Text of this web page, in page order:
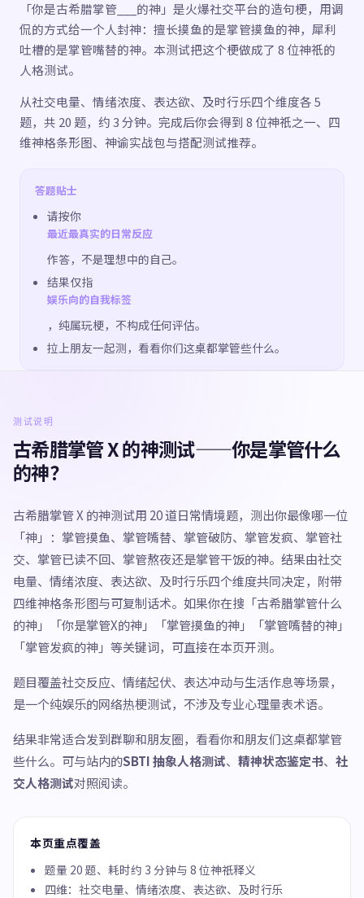
「你是古希腊掌管___的神」是火爆社交平台的造句梗，用调
侃的方式给一个人封神：擅长摸鱼的是掌管摸鱼的神，犀利
吐槽的是掌管嘴替的神。本测试把这个梗做成了 8 位神祇的
人格测试。
从社交电量、情绪浓度、表达欲、及时行乐四个维度各 5
题，共 20 题，约 3 分钟。完成后你会得到 8 位神祇之一、四
维神格条形图、神谕实战包与搭配测试推荐。
答题贴士
请按你
最近最真实的日常反应
作答，不是理想中的自己。
结果仅指
娱乐向的自我标签
，纯属玩梗，不构成任何评估。
拉上朋友一起测，看看你们这桌都掌管些什么。
测试说明
古希腊掌管 X 的神测试——你是掌管什么
的神？
古希腊掌管 X 的神测试用 20 道日常情境题，测出你最像哪一位
「神」：掌管摸鱼、掌管嘴替、掌管破防、掌管发疯、掌管社
交、掌管已读不回、掌管熬夜还是掌管干饭的神。结果由社交
电量、情绪浓度、表达欲、及时行乐四个维度共同决定，附带
四维神格条形图与可复制话术。如果你在搜「古希腊掌管什么
的神」「你是掌管X的神」「掌管摸鱼的神」「掌管嘴替的神」
「掌管发疯的神」等关键词，可直接在本页开测。
题目覆盖社交反应、情绪起伏、表达冲动与生活作息等场景，
是一个纯娱乐的网络热梗测试，不涉及专业心理量表术语。
结果非常适合发到群聊和朋友圈，看看你和朋友们这桌都掌管
些什么。可与站内的SBTI 抽象人格测试、 精神状态鉴定书、 社
交人格测试对照阅读。
本页重点覆盖
题量 20 题、耗时约 3 分钟与 8 位神祇释义
四维：社交电量、情绪浓度、表达欲、及时行乐